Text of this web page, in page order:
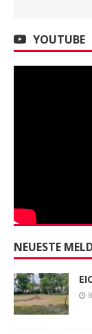
YOUTUBE
NEUESTE